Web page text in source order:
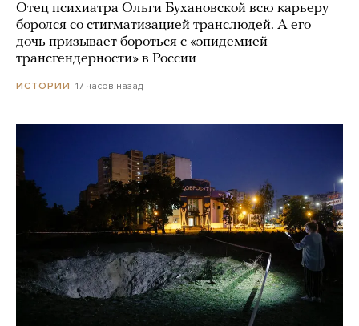
Отец психиатра Ольги Бухановской всю карьеру
боролся со стигматизацией транслюдей. А его
дочь призывает бороться с «эпидемией
трансгендерности» в России
ИСТОРИИ 17 часов назад